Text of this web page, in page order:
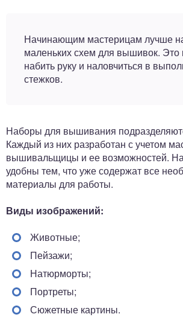
Начинающим мастерицам лучше
маленьких схем для вышивок. Это
набить руку и наловчиться в
стежков.
Наборы для вышивания
Каждый из них разработан с учетом
вышивальщицы и ее возможностей.
удобны тем, что уже содержат все
материалы для работы.
Виды изображений:
Животные;
Пейзажи;
Натюрморты;
Портреты;
Сюжетные картины.